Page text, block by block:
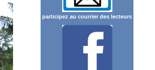
participez au courrier des lecteurs